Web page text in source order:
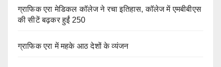
ग्राफिक एरा मेडिकल कॉलेज ने रचा इतिहास, कॉलेज में एमबीबीएस
की सीटें बढ़कर हुईं 250
ग्राफिक एरा में महके आठ देशों के व्यंजन